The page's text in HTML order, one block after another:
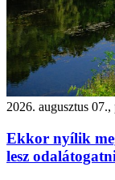
2026. augusztus 07.,
Ekkor nyílik
lesz odalátogatni